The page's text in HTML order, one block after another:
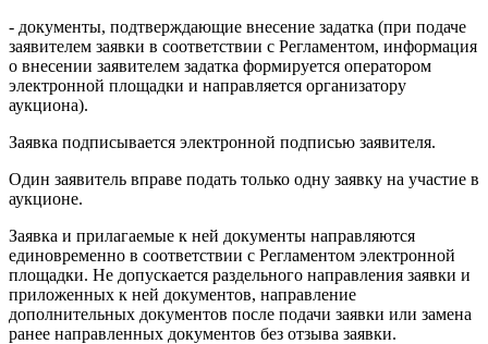
- документы, подтверждающие внесение задатка (при подаче
заявителем заявки в соответствии с Регламентом, информация
о внесении заявителем задатка формируется оператором
электронной площадки и направляется организатору
аукциона).
Заявка подписывается электронной подписью заявителя.
Один заявитель вправе подать только одну заявку на участие в
аукционе.
Заявка и прилагаемые к ней документы направляются
единовременно в соответствии с Регламентом электронной
площадки. Не допускается раздельного направления заявки и
приложенных к ней документов, направление
дополнительных документов после подачи заявки или замена
ранее направленных документов без отзыва заявки.